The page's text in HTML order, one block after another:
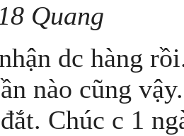
Quang
dc hàng
nào cũng
Chúc c 1